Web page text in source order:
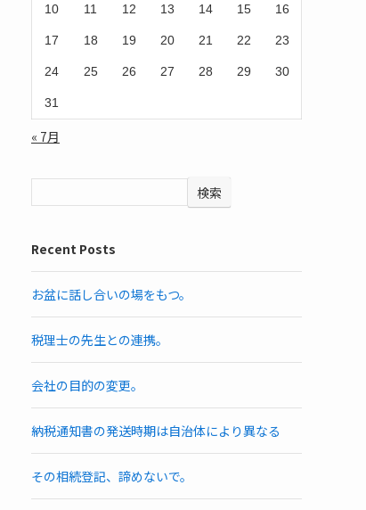
10 11 12 13 14 15 16
17 18 19 20 21 22 23
24 25 26 27 28 29 30
31
« 7月
検索
Recent Posts
お盆に話し合いの場をもつ。
税理士の先生との連携。
会社の目的の変更。
納税通知書の発送時期は自治体により異なる
その相続登記、諦めないで。